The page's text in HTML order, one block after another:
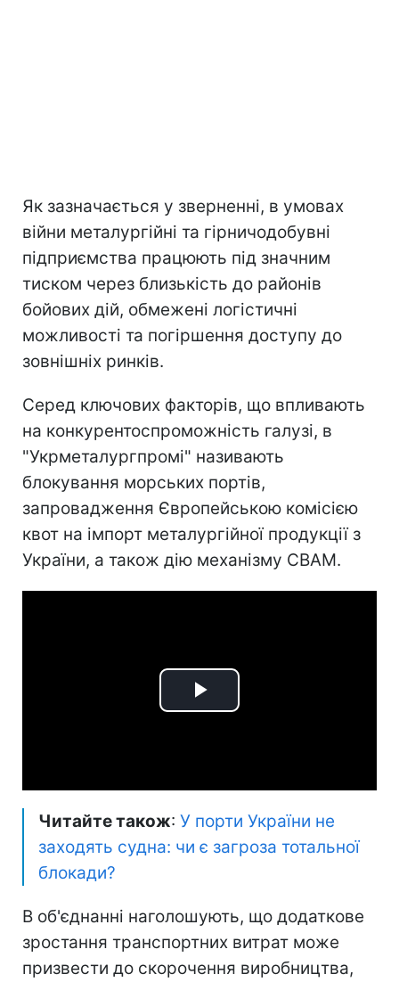
Як зазначається у зверненні, в умовах
війни металургійні та гірничодобувні
підприємства працюють під значним
тиском через близькість до районів
бойових дій, обмежені логістичні
можливості та погіршення доступу до
зовнішніх ринків.
Серед ключових факторів, що впливають
на конкурентоспроможність галузі, в
"Укрметалургпромі" називають
блокування морських портів,
запровадження Європейською комісією
квот на імпорт металургійної продукції з
України, а також дію механізму CBAM.
Play
Читайте також: У порти України не
заходять судна: чи є загроза тотальної
блокади?
В об'єднанні наголошують, що додаткове
зростання транспортних витрат може
призвести до скорочення виробництва,